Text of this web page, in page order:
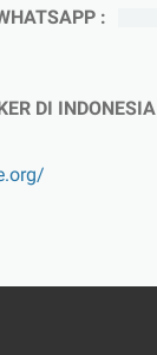
:
DI INDONESIA